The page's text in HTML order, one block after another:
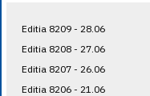
Editia 8209 - 28.06
Editia 8208 - 27.06
Editia 8207 - 26.06
Editia 8206 - 21.06